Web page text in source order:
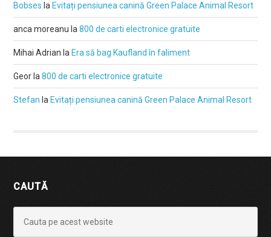
Bobses la Evitați pensiunea canină Green Palace Animal Resort
anca moreanu la800 de carti electronice gratuite
Mihai Adrian la Era să bag Kaufland în faliment
Geor la800 de carti electronice gratuite
Stefan la Evitați pensiunea canină Green Palace Animal Resort
CAUTĂ